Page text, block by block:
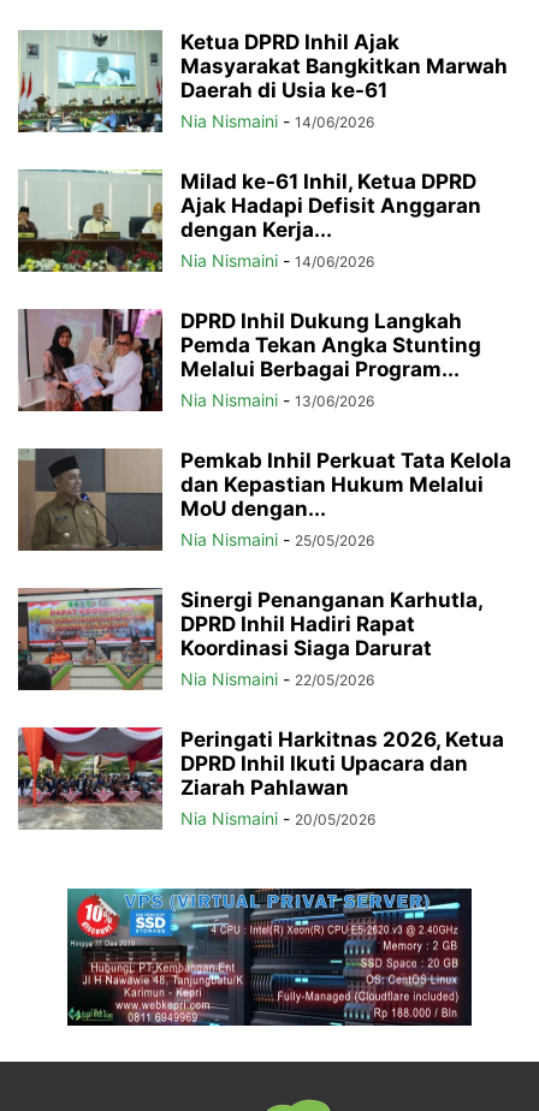
Ketua DPRD Inhil Ajak
Masyarakat Bangkitkan Marwah
Daerah di Usia ke-61
Nia Nismaini - 14/06/2026
Milad ke-61 Inhil, Ketua DPRD
Ajak Hadapi Defisit Anggaran
dengan Kerja...
Nia Nismaini - 14/06/2026
DPRD Inhil Dukung Langkah
Pemda Tekan Angka Stunting
Melalui Berbagai Program...
Nia Nismaini - 13/06/2026
Pemkab Inhil Perkuat Tata Kelola
dan Kepastian Hukum Melalui
MoU dengan...
Nia Nismaini - 25/05/2026
Sinergi Penanganan Karhutla,
DPRD Inhil Hadiri Rapat
Koordinasi Siaga Darurat
Nia Nismaini - 22/05/2026
Peringati Harkitnas 2026, Ketua
DPRD Inhil Ikuti Upacara dan
Ziarah Pahlawan
Nia Nismaini - 20/05/2026